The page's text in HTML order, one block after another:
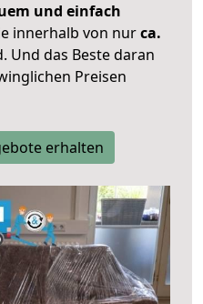
und einfach
innerhalb von nurca.
Und das Beste daran
Preisen
erhalten